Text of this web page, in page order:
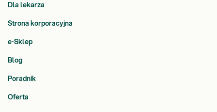
Dla lekarza
Strona korporacyjna
e-Sklep
Blog
Poradnik
Oferta